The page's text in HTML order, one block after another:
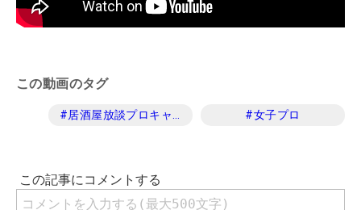
この動画のタグ
#居酒屋放談プロキャディ編 #女子プロ